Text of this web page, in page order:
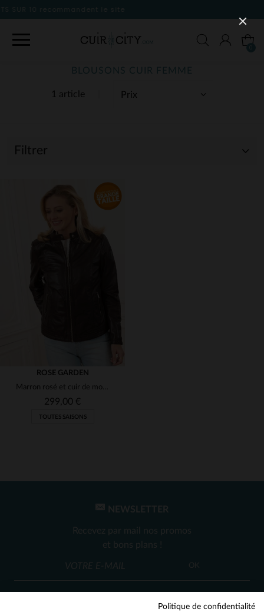
1 article
BLOUSONS CUIR FEMME
Filtrer
(1)
TAILLES DISPONIBLES
T5
ROSE GARDEN
Marron rosé et cuir de mouton pour ce blouson biker au col motard.
299,00 €
TOUTES SAISONS
NEWSLETTER
Recevez par mail nos promos
et bons plans !
OK
Politique de confidentialité